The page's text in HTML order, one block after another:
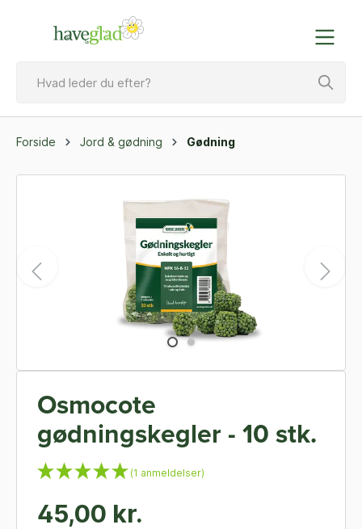
Forside Jord & gødning Gødning
Osmocote
gødningskegler - 10 stk.
(1 anmeldelser)
45,00 kr.